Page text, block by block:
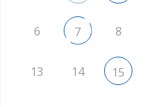
6 7 8
13 14 15